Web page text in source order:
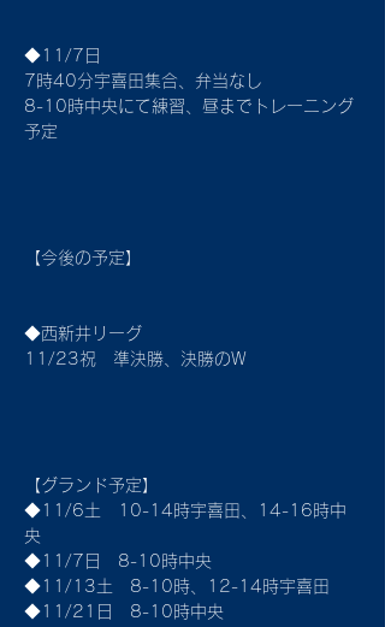
◆11/7日
7時40分宇喜田集合、弁当なし
8-10時中央にて練習、昼までトレーニング
予定
【今後の予定】
◆西新井リーグ
11/23祝　準決勝、決勝のW
【グランド予定】
◆11/6土　10-14時宇喜田、14-16時中
央
◆11/7日　8-10時中央
◆11/13土　8-10時、12-14時宇喜田
◆11/21日　8-10時中央